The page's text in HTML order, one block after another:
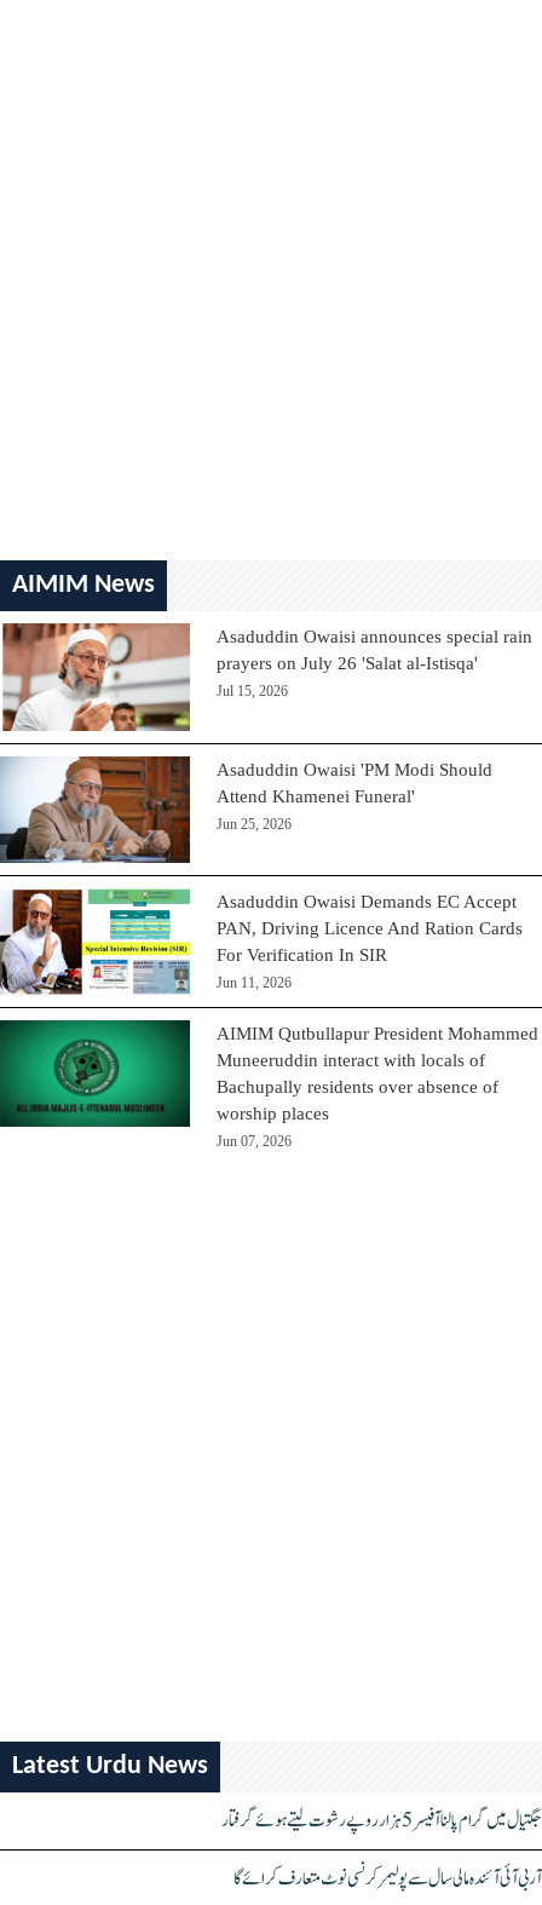
AIMIM News
Asaduddin Owaisi announces special rain
prayers on July 26 'Salat al-Istisqa'
Jul 15, 2026
Asaduddin Owaisi 'PM Modi Should
Attend Khamenei Funeral'
Jun 25, 2026
Asaduddin Owaisi Demands EC Accept
PAN, Driving Licence And Ration Cards
For Verification In SIR
Jun 11, 2026
AIMIM Qutbullapur President Mohammed
Muneeruddin interact with locals of
Bachupally residents over absence of
worship places
Jun 07, 2026
Latest Urdu News
جگتیال میں گرام پالنا آفیسر 5 ہزار روپے رشوت لیتے ہوئے گرفتار
آر بی آئی آئندہ مالی سال سے پولیمر کرنسی نوٹ متعارف کرائے گا